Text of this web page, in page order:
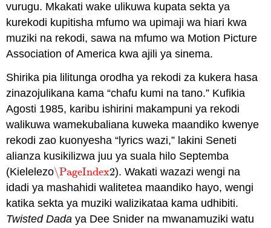
vurugu. Mkakati wake ulikuwa kupata sekta ya
kurekodi kupitisha mfumo wa upimaji wa hiari kwa
muziki na rekodi, sawa na mfumo wa Motion Picture
Association of America kwa ajili ya sinema.
Shirika pia lilitunga orodha ya rekodi za kukera hasa
zinazojulikana kama “chafu kumi na tano.” Kufikia
Agosti 1985, karibu ishirini makampuni ya rekodi
walikuwa wamekubaliana kuweka maandiko kwenye
rekodi zao kuonyesha “lyrics wazi,” lakini Seneti
alianza kusikilizwa juu ya suala hilo Septemba
(Kielelezo\PageIndex2
\PageIndex2). Wakati wazazi wengi na
idadi ya mashahidi walitetea maandiko hayo, wengi
katika sekta ya muziki walizikataa kama udhibiti.
Twisted Dada ya Dee Snider na mwanamuziki watu